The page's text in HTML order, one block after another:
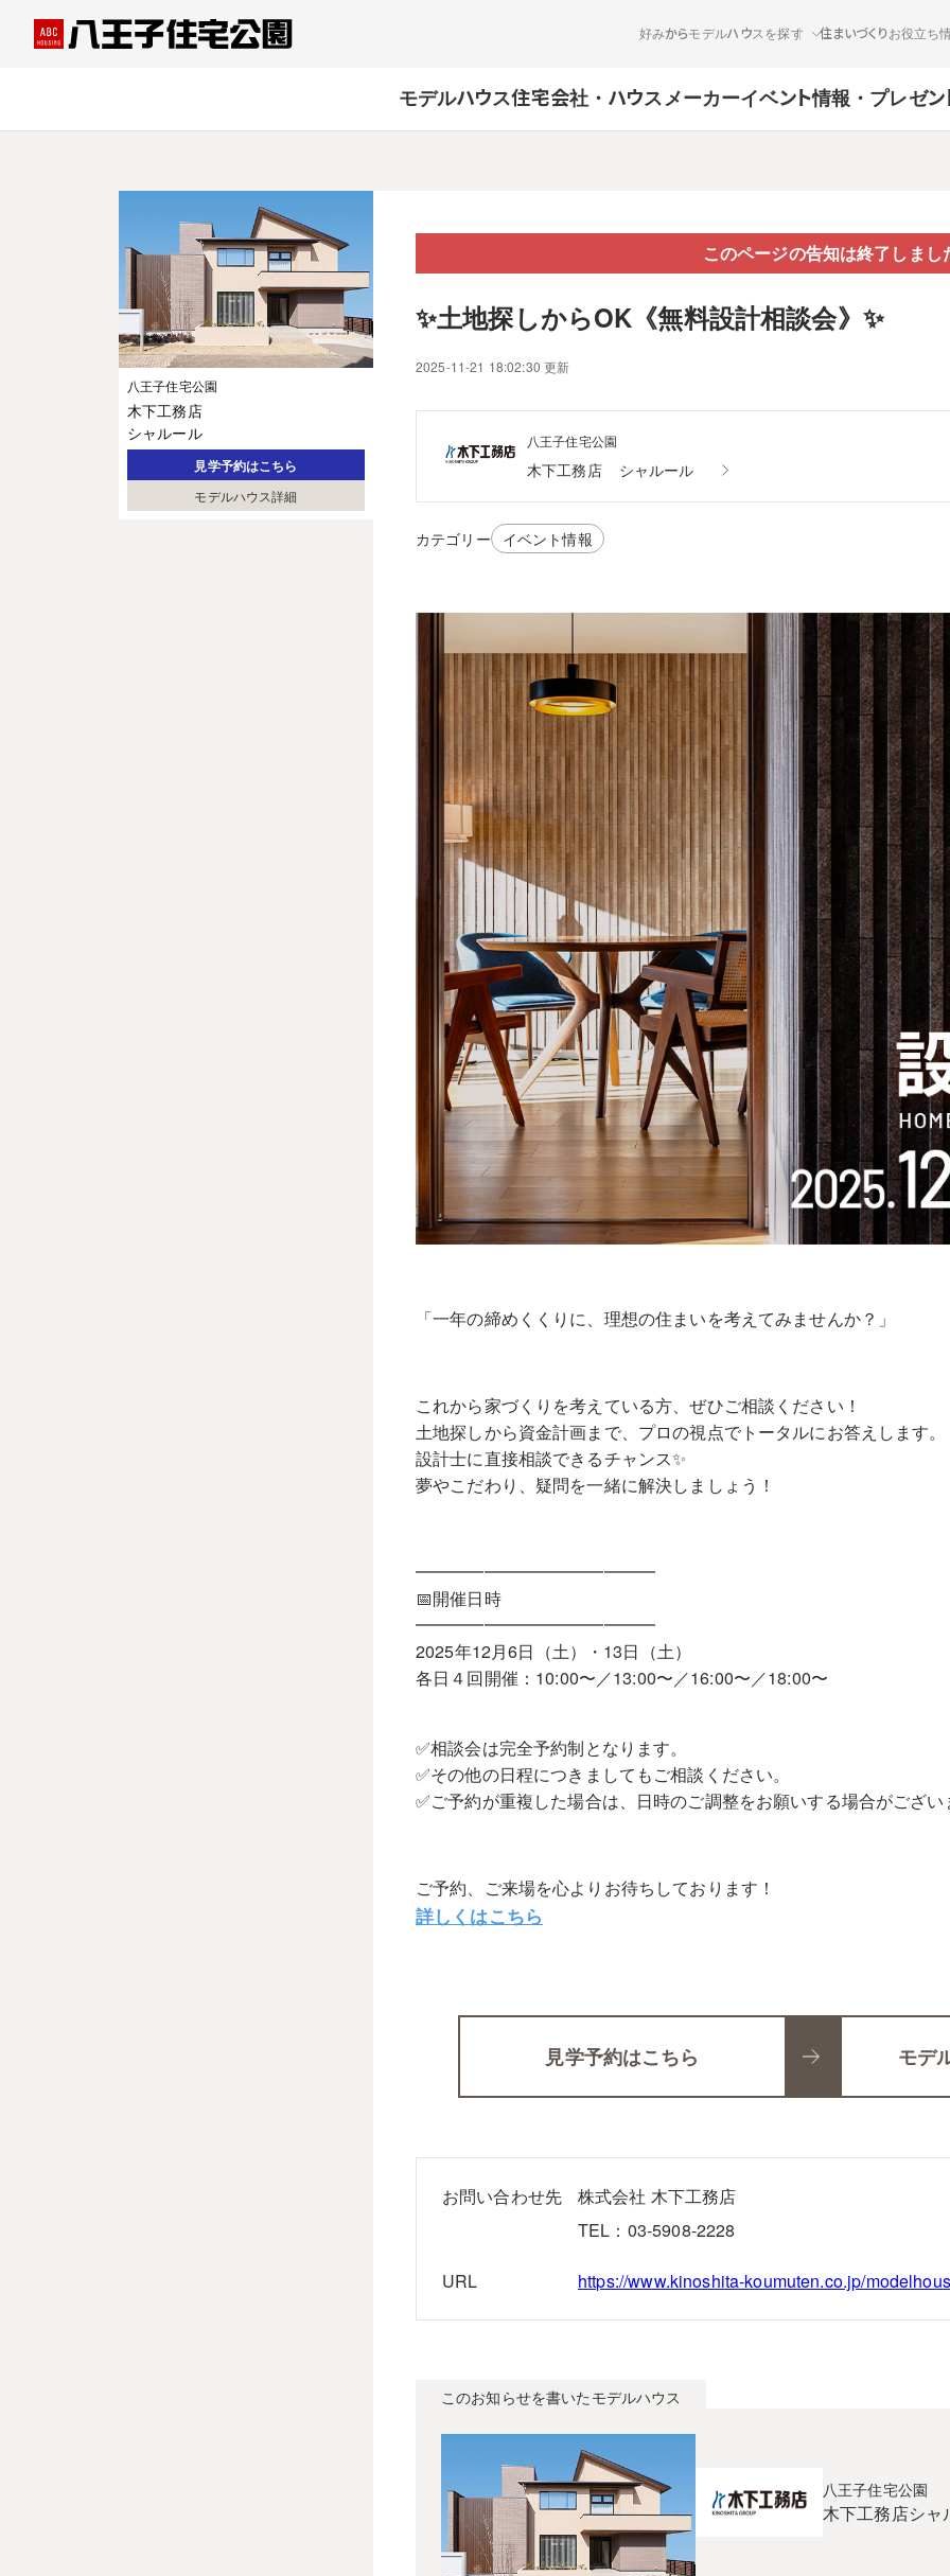
好みからモデルハウスを探す 住まいづくりお役立ち
モデルハウス住宅会社・ハウスメーカーイベント情報・プレゼン
八王子住宅公園
木下工務店
シャルール
見学予約はこちら
モデルハウス詳細
このページの告知は終了しまし
✨土地探しからOK《無料設計相談会》✨
2025-11-21 18:02:30 更新
八王子住宅公園
木下工務店 シャルール
カテゴリー イベント情報
「一年の締めくくりに、理想の住まいを考えてみませんか？」
これから家づくりを考えている方、ぜひご相談ください！
土地探しから資金計画まで、プロの視点でトータルにお答えします。
設計士に直接相談できるチャンス✨
夢やこだわり、疑問を一緒に解決しましょう！
━━━━━━━━━━━━━━
📅開催日時
━━━━━━━━━━━━━━
2025年12月6日（土）・13日（土）
各日４回開催：10:00〜／13:00〜／16:00〜／18:00〜
✅相談会は完全予約制となります。
✅その他の日程につきましてもご相談ください。
✅ご予約が重複した場合は、日時のご調整をお願いする場合がござい
ご予約、ご来場を心よりお待ちしております！
詳しくはこちら
見学予約はこちら モデ
お問い合わせ先
株式会社 木下工務店
TEL：03-5908-2228
URL https://www.kinoshita-koumuten.co.jp/
このお知らせを書いたモデルハウス
八王子住宅公園
木下工務店シャ